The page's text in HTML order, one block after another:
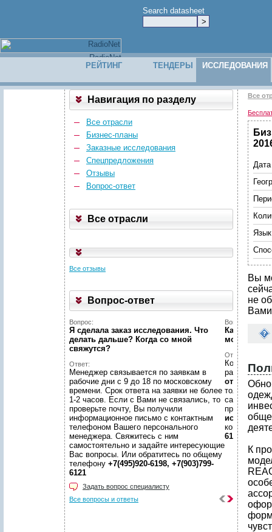
Search datasheet
РЕЙТИНГ ТЕНДЕРЫ ИССЛЕДОВАНИЯ
Навигация по разделу
Все отрасли
Бизнес-планы
Заказные исследования
Спецпредложения
Отзывы
Вопрос-ответ
Все отрасли
Все отзывы
Вопрос-ответ
Вопрос:
Я сделала заказ исследования. Что
делать дальше? Когда со мной
свяжутся?
Ответ:
Менеджер связывается по заявкам в
рабочие дни с 9 до 18 по московскому
времени. Срок ответа на заявки не более
1-2 часов. Если с Вами не связались, то
проверьте почту, Вы получили
информационное письмо с контактным
телефоном Вашего персонального
менеджера. Свяжитесь с ним
самостоятельно и задайте интересующие
Вас вопросы. Или обратитесь по общему
телефону +7(495)920-6198, +7(903)799-
6121
Вопрос:
Как найти
можете
Ответ:
Конечно
размещено
отчетов,
только
самой
предложить
6198,
Задать вопрос специалисту
Все вопросы и ответы
Все
Вы
не
К